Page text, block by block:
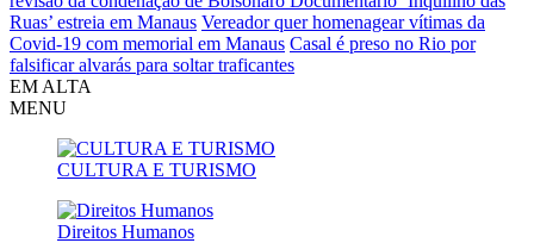
Ruas’ estreia em Manaus Vereador quer homenagear vítimas da
Covid-19 com memorial em Manaus Casal é preso no Rio por
falsificar alvarás para soltar traficantes
EM ALTA
MENU
CULTURA E TURISMO
Direitos Humanos